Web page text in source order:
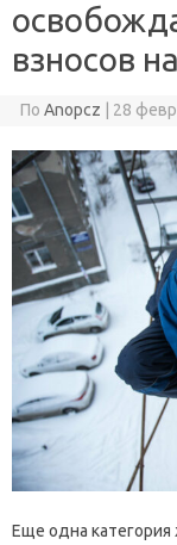
взносов
По Anopcz 28
Еще одна